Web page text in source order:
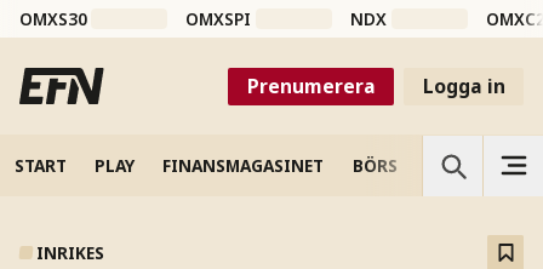
OMXS30 OMXSPI NDX
Prenumerera Logga in
START PLAY FINANSMAGASINET BÖRS VETENSKAP
INRIKES